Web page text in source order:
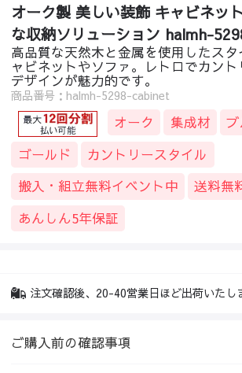
オーク製 美しい装飾 キャビネッ
な収納ソリューション halmh-
高品質な天然木と金属を使用したス
ャビネットやソファ。レトロでカン
デザインが魅力的です。
商品番号：halmh-5298-cabinet
オーク 集成材
ゴールド
カントリースタイル
搬入・組立無料イベント中
送料無
あんしん5年保証
注文確認後、20-40営業日ほど出荷いたし
ご購入前の確認事項